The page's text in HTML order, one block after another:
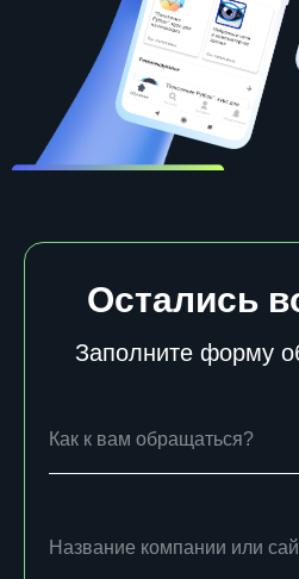
Остались
Заполните форму